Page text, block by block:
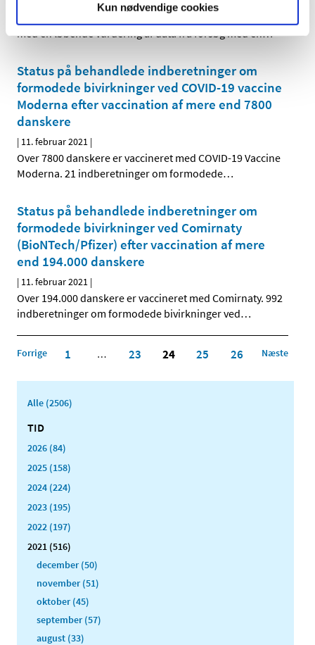
Kun nødvendige cookies
Det europæiske lægemiddelagentur, EMA er gået i gang
med en løbende vurdering af data fra forsøg med en…
Status på behandlede indberetninger om
formodede bivirkninger ved COVID-19 vaccine
Moderna efter vaccination af mere end 7800
danskere
| 11. februar 2021 |
Over 7800 danskere er vaccineret med COVID-19 Vaccine
Moderna. 21 indberetninger om formodede…
Status på behandlede indberetninger om
formodede bivirkninger ved Comirnaty
(BioNTech/Pfizer) efter vaccination af mere
end 194.000 danskere
| 11. februar 2021 |
Over 194.000 danskere er vaccineret med Comirnaty. 992
indberetninger om formodede bivirkninger ved…
Forrige 1 … 23 24 25 26 Næste
Alle (2506)
TID
2026 (84)
2025 (158)
2024 (224)
2023 (195)
2022 (197)
2021 (516)
december (50)
november (51)
oktober (45)
september (57)
august (33)